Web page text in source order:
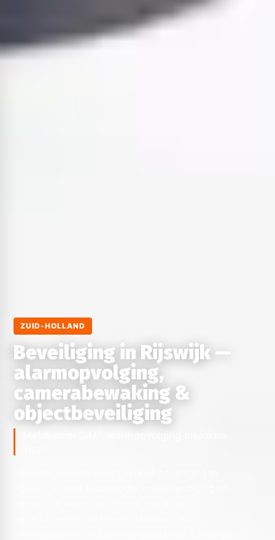
ZUID-HOLLAND
Beveiliging in Rijswijk —
alarmopvolging,
camerabewaking &
objectbeveiliging